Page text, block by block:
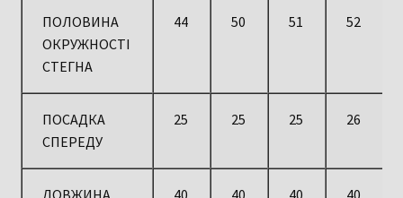
ПОЛОВИНА
ОКРУЖНОСТІ
СТЕГНА
44 50 51 52
ПОСАДКА
СПЕРЕДУ
25 25 25 26
ДОВЖИНА
40 40 40 40